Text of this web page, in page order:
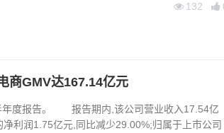
132
商GMV达167.14亿元
度报告。 报告期内,该公司营业收入17.54亿
利润1.75亿元,同比减少29.00%;归属于上市公司